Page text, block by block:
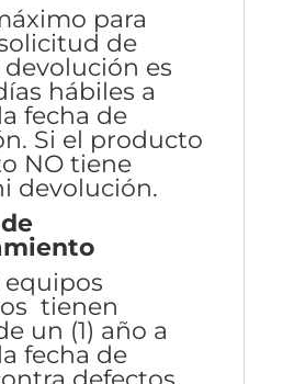
para
de
es
hábiles a
fecha de
Si el producto
NO tiene
devolución.
equipos
tienen
un (1) año a
fecha de